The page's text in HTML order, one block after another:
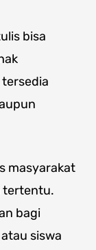
bisa
masyarakat
tertentu.
bagi
siswa